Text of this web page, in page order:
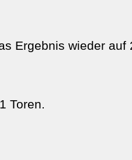
Ergebnis wieder auf
Toren.